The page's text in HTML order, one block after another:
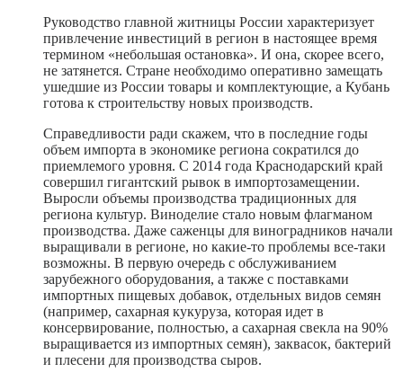
Руководство главной житницы России характеризует
привлечение инвестиций в регион в настоящее время
термином «небольшая остановка». И она, скорее всего,
не затянется. Стране необходимо оперативно замещать
ушедшие из России товары и комплектующие, а Кубань
готова к строительству новых производств.
Справедливости ради скажем, что в последние годы
объем импорта в экономике региона сократился до
приемлемого уровня. С 2014 года Краснодарский край
совершил гигантский рывок в импортозамещении.
Выросли объемы производства традиционных для
региона культур. Виноделие стало новым флагманом
производства. Даже саженцы для виноградников начали
выращивали в регионе, но какие-то проблемы все-таки
возможны. В первую очередь с обслуживанием
зарубежного оборудования, а также с поставками
импортных пищевых добавок, отдельных видов семян
(например, сахарная кукуруза, которая идет в
консервирование, полностью, а сахарная свекла на 90%
выращивается из импортных семян), заквасок, бактерий
и плесени для производства сыров.